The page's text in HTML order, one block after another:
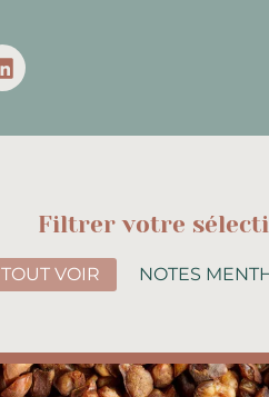
Filtrer votre
TOUT VOIR NOTES